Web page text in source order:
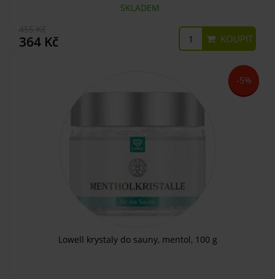
SKLADEM
364 Kč KOUPIT
-5%
Lowell krystaly do sauny, mentol, 100 g